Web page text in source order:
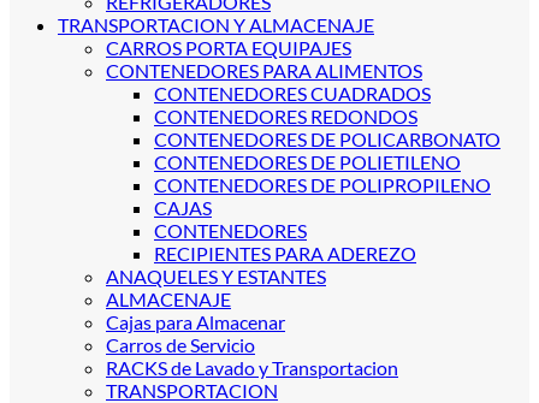
TRANSPORTACION Y ALMACENAJE
CARROS PORTA EQUIPAJES
CONTENEDORES PARA ALIMENTOS
CONTENEDORES CUADRADOS
CONTENEDORES REDONDOS
CONTENEDORES DE POLICARBONATO
CONTENEDORES DE POLIETILENO
CONTENEDORES DE POLIPROPILENO
CAJAS
CONTENEDORES
RECIPIENTES PARA ADEREZO
ANAQUELES Y ESTANTES
ALMACENAJE
Cajas para Almacenar
Carros de Servicio
RACKS de Lavado y Transportacion
TRANSPORTACION